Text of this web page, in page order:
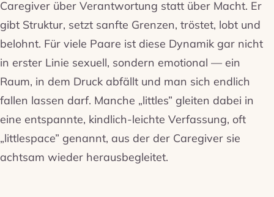
Caregiver über Verantwortung statt über Macht. Er
gibt Struktur, setzt sanfte Grenzen, tröstet, lobt und
belohnt. Für viele Paare ist diese Dynamik gar nicht
in erster Linie sexuell, sondern emotional — ein
Raum, in dem Druck abfällt und man sich endlich
fallen lassen darf. Manche „littles” gleiten dabei in
eine entspannte, kindlich-leichte Verfassung, oft
„littlespace” genannt, aus der der Caregiver sie
achtsam wieder herausbegleitet.